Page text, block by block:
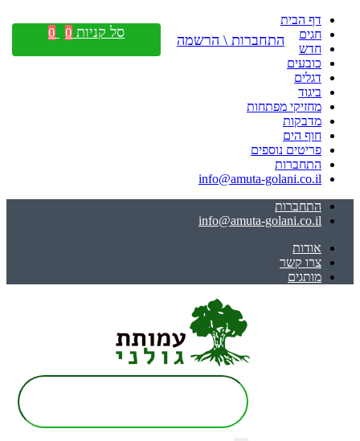
דף הבית
חגים
חדש
כובעים
דגלים
ביגוד
מחזיקי מפתחות
מדבקות
חוף הים
פריטים נוספים
התחברות
info@amuta-golani.co.il
התחברות
info@amuta-golani.co.il
אודות
צרו קשר
מותגים
התחברות \ הרשמה סל קניות 0
0